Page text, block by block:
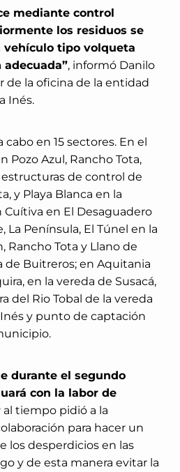
mediante control
los residuos se
tipo volqueta
adecuada”, informó Danilo
de la oficina de la entidad
Inés.
cabo en 15 sectores. En el
Pozo Azul, Rancho Tota,
de control de
y Playa Blanca en la
Cuítiva en El Desaguadero
La Península, El Túnel en la
Rancho Tota y Llano de
de Buitreros; en Aquitania
en la vereda de Susacá,
del Rio Tobal de la vereda
y punto de captación
durante el segundo
con la labor de
al tiempo pidió a la
para hacer un
los desperdicios en las
y de esta manera evitar la